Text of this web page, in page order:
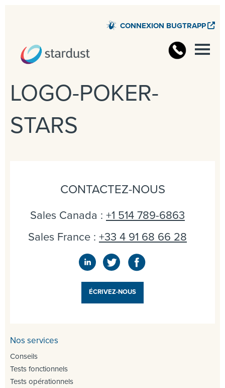
CONNEXION BUGTRAPP
LOGO-POKER-
STARS
CONTACTEZ-NOUS
Sales Canada : +1 514 789-6863
Sales France : +33 4 91 68 66 28
ÉCRIVEZ-NOUS
Nos services
Conseils
Tests fonctionnels
Tests opérationnels